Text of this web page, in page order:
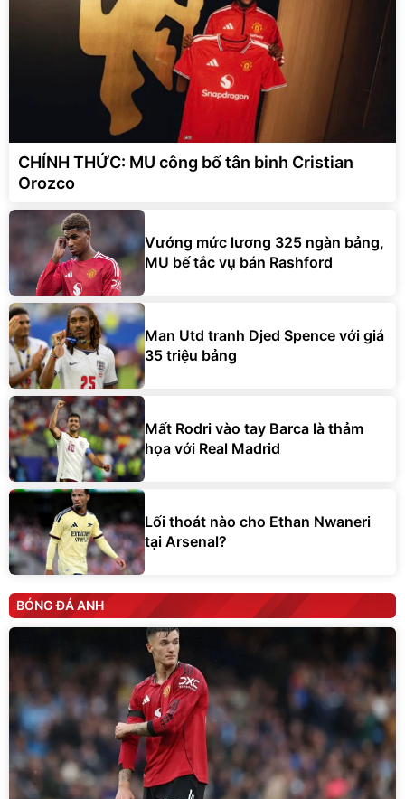
CHÍNH THỨC: MU công bố tân binh Cristian
Orozco
Vướng mức lương 325 ngàn bảng,
MU bế tắc vụ bán Rashford
Man Utd tranh Djed Spence với giá
35 triệu bảng
Mất Rodri vào tay Barca là thảm
họa với Real Madrid
Lối thoát nào cho Ethan Nwaneri
tại Arsenal?
BÓNG ĐÁ ANH